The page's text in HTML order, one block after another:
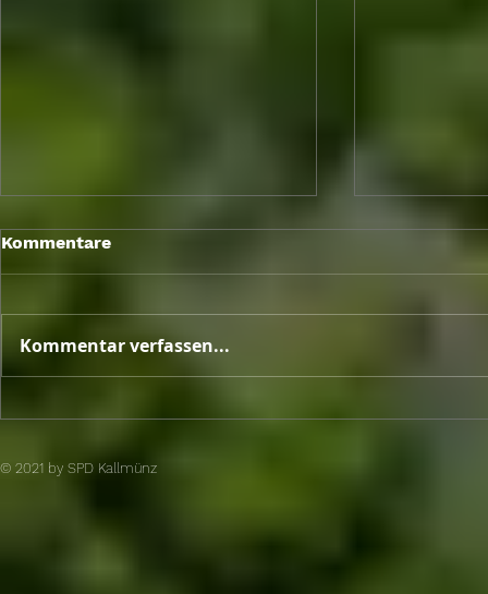
Berlin
Mai 2026
Kommentare
Kommentar verfassen...
© 2021 by SPD Kallmünz​